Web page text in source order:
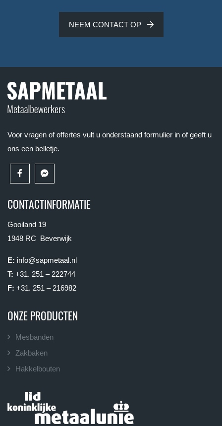
NEEM CONTACT OP
Voor vragen of offertes vult u onderstaand formulier in of geeft u
ons een belletje.
CONTACTINFORMATIE
Gooiland 19
1948 RC Beverwijk
E: info@sapmetaal.nl
T: +31. 251 – 222744
F: +31. 251 – 216982
ONZE PRODUCTEN
Mesbanden
Zakbaken
Hakkelbouten